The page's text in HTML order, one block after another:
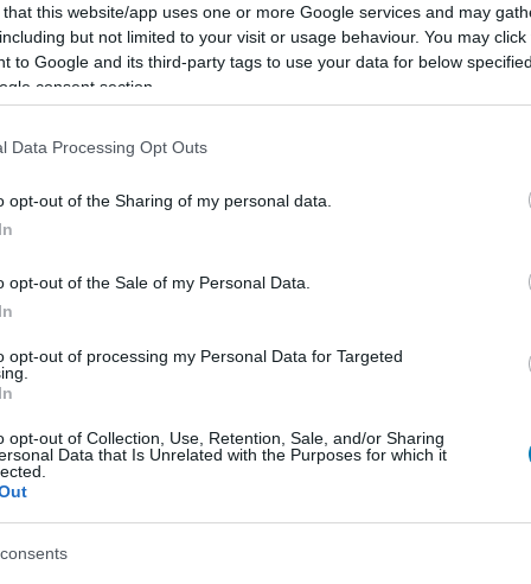
that this website/app uses one or more Google services and may
but not limited to your visit or usage behaviour. You may
to Google and its third-party tags to use your data for below
consent section.
Data Processing Opt Outs
opt-out of the Sharing of my personal data.
opt-out of the Sale of my Personal Data.
opt-out of processing my Personal Data for Targeted
opt-out of Collection, Use, Retention, Sale, and/or Sharing
Data that Is Unrelated with the Purposes for which it
játékokkal rúgja ránk az
Xbox Game Pass
premierje és a Gears of War: E-Day bétája
Asha Sharma az Xboxot
10:40
bevétele egyetlen év alatt körülbelül
pályára állítaná a gaming legismertebb brandjét.
nyúzhatunk ingyen a hétvégén az
kettőhöz előfizetés sem
játék ingyen kipróbálható az Xbox jóvoltából,